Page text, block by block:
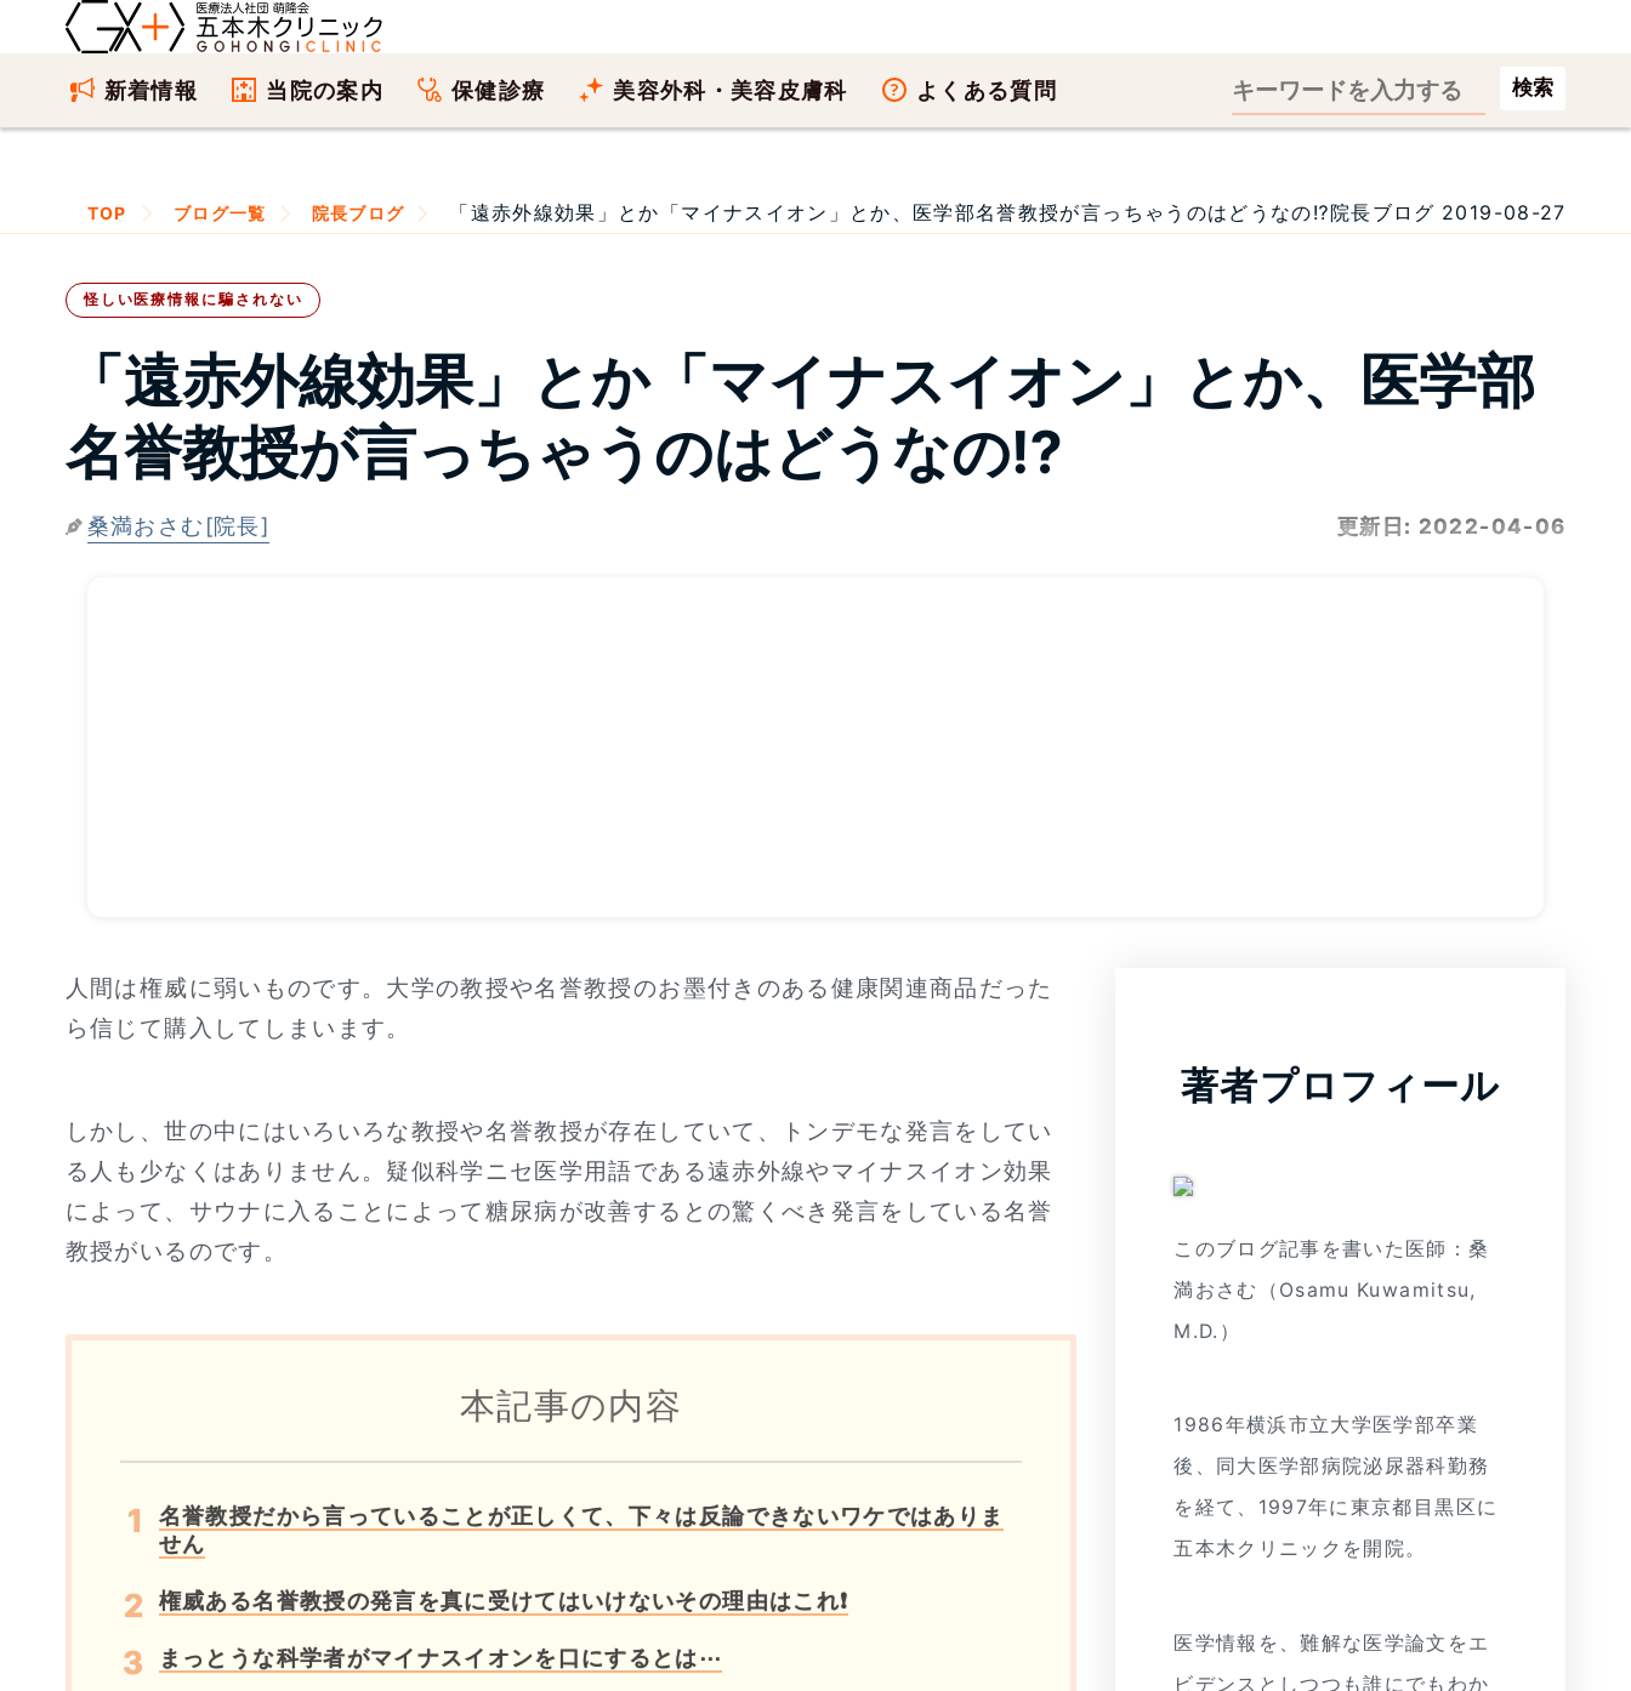
新着情報 当院の案内 保健診療 美容外科・美容皮膚科 よくある質問 検索
TOP ブログ一覧 院長ブログ 「遠赤外線効果」とか「マイナスイオン」とか、医学部名誉教授が言っちゃうのはどうなの⁉院長ブログ 2019-08-27
怪しい医療情報に騙されない
「遠赤外線効果」とか「マイナスイオン」とか、医学部
名誉教授が言っちゃうのはどうなの⁉
桑満おさむ[院長] 更新日: 2022-04-06
人間は権威に弱いものです。大学の教授や名誉教授のお墨付きのある健康関連商品だった
ら信じて購入してしまいます。
しかし、世の中にはいろいろな教授や名誉教授が存在していて、トンデモな発言をしてい
る人も少なくはありません。疑似科学ニセ医学用語である遠赤外線やマイナスイオン効果
によって、サウナに入ることによって糖尿病が改善するとの驚くべき発言をしている名誉
教授がいるのです。
本記事の内容
名誉教授だから言っていることが正しくて、下々は反論できないワケではありま
せん
権威ある名誉教授の発言を真に受けてはいけないその理由はこれ❗
まっとうな科学者がマイナスイオンを口にするとは⋯
著者プロフィール
このブログ記事を書いた医師：桑
満おさむ（Osamu Kuwamitsu,
M.D.）
1986年横浜市立大学医学部卒業
後、同大医学部病院泌尿器科勤務
を経て、1997年に東京都目黒区に
五本木クリニックを開院。
医学情報を、難解な医学論文をエ
ビデンスとしつつも誰にでもわか